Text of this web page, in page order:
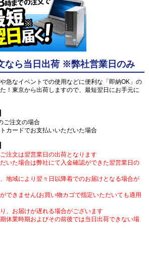
なら当日出荷 ※弊社営業日のみ
急なイベントでの使用などに便利な「即納OK」の
！東京から出荷しますので、最短翌日にお手元に
ご注文の場合
カードでお支払いいただいた場合
注文は翌営業日の出荷となります
いた場合は弊社にて入金確認ができた翌営業日の
地域により翌々日以降着でのお届けとなる場合が
できません(お買い物カゴで指定いただいても適用
、お届けが遅れる場合がございます
休業時期およびその前後では当日出荷できない場